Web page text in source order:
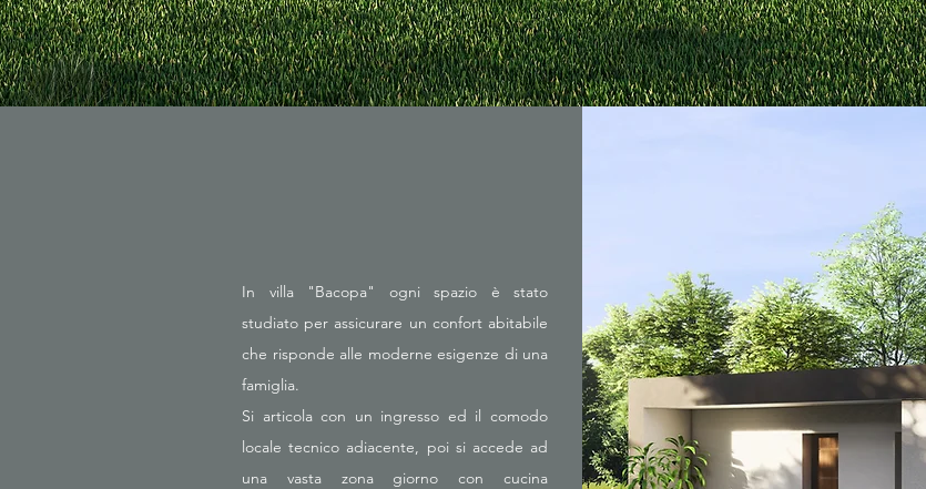
In villa "Bacopa" ogni spazio è stato
studiato per assicurare un confort abitabile
che risponde alle moderne esigenze di una
famiglia.
Si articola con un ingresso ed il comodo
locale tecnico adiacente, poi si accede ad
una vasta zona giorno con cucina